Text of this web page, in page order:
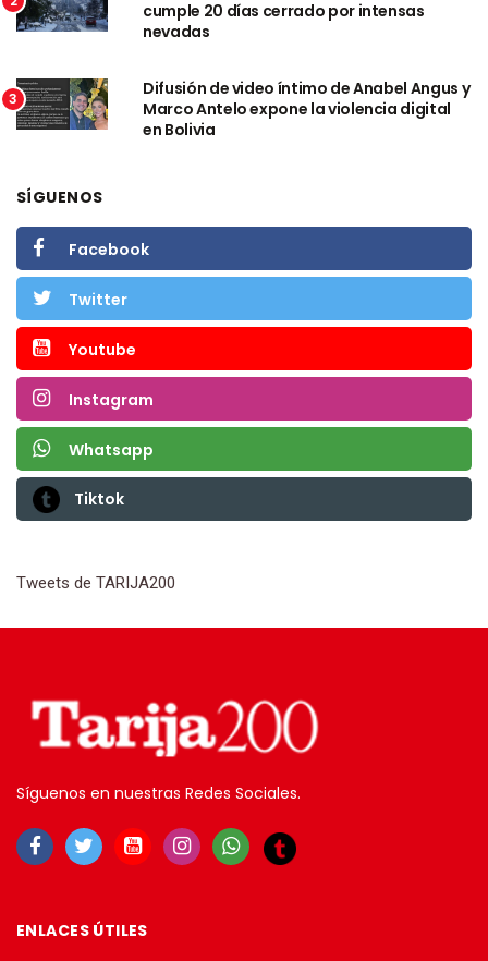
cumple 20 días cerrado por intensas
nevadas
3
Difusión de video íntimo de Anabel Angus y
Marco Antelo expone la violencia digital
en Bolivia
SÍGUENOS
Facebook
Twitter
Youtube
Instagram
Whatsapp
Tiktok
Tweets de TARIJA200
Síguenos en nuestras Redes Sociales.
ENLACES ÚTILES